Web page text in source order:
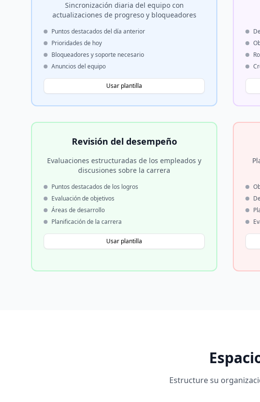
Sincronización diaria del equipo con
actualizaciones de progreso y bloqueadores
Puntos destacados del día anterior
Prioridades de hoy
Bloqueadores y soporte necesario
Anuncios del equipo
Usar plantilla
Revisión del desempeño
Evaluaciones estructuradas de los empleados y
discusiones sobre la carrera
Puntos destacados de los logros
Evaluación de objetivos
Áreas de desarrollo
Planificación de la carrera
Usar plantilla
Estructure su